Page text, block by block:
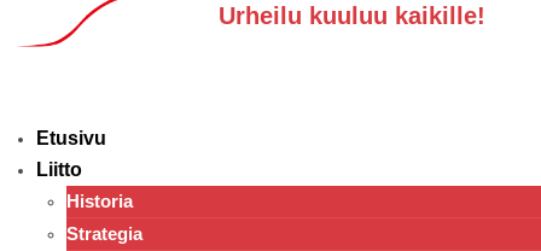
Urheilu kuuluu kaikille!
Etusivu
Liitto
Historia
Strategia